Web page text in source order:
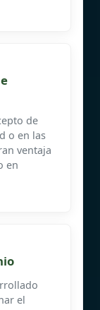
de
o en las
ventaja
en
el